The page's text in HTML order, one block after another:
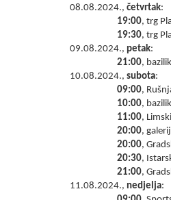
08.08.2024., četvrtak:
19:00, trg
19:30, trg
09.08.2024., petak:
21:00,
10.08.2024., subota:
09:00,
10:00,
11:00,
20:00,
20:00,
20:30,
21:00,
11.08.2024., nedjelja: